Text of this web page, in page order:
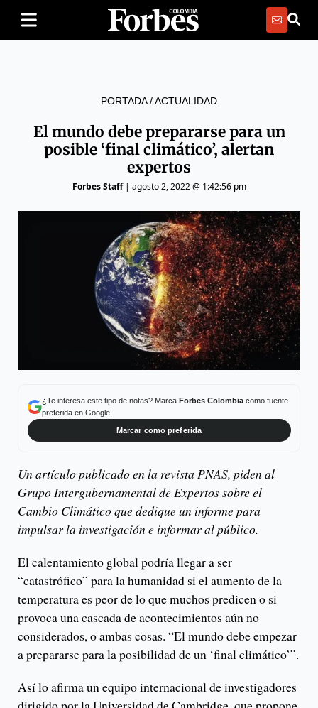
PORTADA/ACTUALIDAD
El mundo debe prepararse para un
posible ‘final climático’, alertan
expertos
Forbes Staff| agosto 2, 2022 @ 1:42:56 pm
¿Te interesa este tipo de notas? Marca Forbes Colombiacomo fuente
preferida en Google.
Marcar como preferida
Un artículo publicado en la revista PNAS, piden al
Grupo Intergubernamental de Expertos sobre el
Cambio Climático que dedique un informe para
impulsar la investigación e informar al público.
El calentamiento global podría llegar a ser
“catastrófico” para la humanidad si el aumento de la
temperatura es peor de lo que muchos predicen o si
provoca una cascada de acontecimientos aún no
considerados, o ambas cosas. “El mundo debe empezar
a prepararse para la posibilidad de un ‘final climático’”.
Así lo afirma un equipo internacional de investigadores